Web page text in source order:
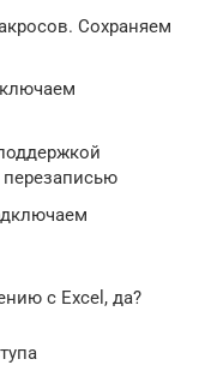
Сохраняем
перезаписью
с Excel, да?